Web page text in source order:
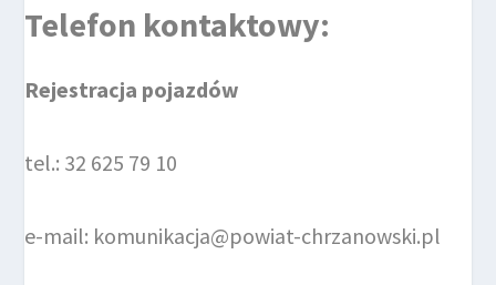
Telefon kontaktowy:
Rejestracja pojazdów
tel.: 32 625 79 10
e-mail: komunikacja@powiat-chrzanowski.pl